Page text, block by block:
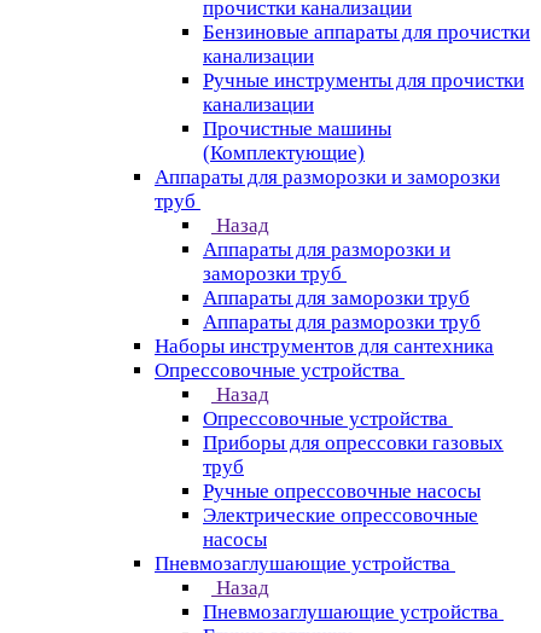
прочистки канализации
Бензиновые аппараты для прочистки
канализации
Ручные инструменты для прочистки
канализации
Прочистные машины
(Комплектующие)
Аппараты для разморозки и заморозки
труб
Назад
Аппараты для разморозки и
заморозки труб
Аппараты для заморозки труб
Аппараты для разморозки труб
Наборы инструментов для сантехника
Опрессовочные устройства
Назад
Опрессовочные устройства
Приборы для опрессовки газовых
труб
Ручные опрессовочные насосы
Электрические опрессовочные
насосы
Пневмозаглушающие устройства
Назад
Пневмозаглушающие устройства